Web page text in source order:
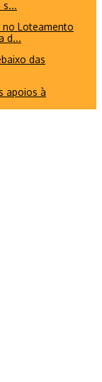
s...
no Loteamento
d...
das
apoios à